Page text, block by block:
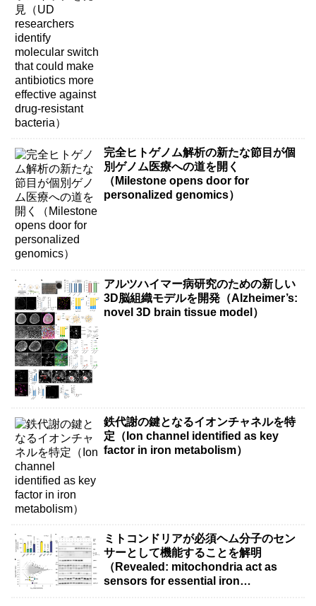
完全ヒトゲノム解析の新たな節目が個
別ゲノム医療への道を開く
（Milestone opens door for
personalized genomics）
アルツハイマー病研究のための新しい
3D脳組織モデルを開発（Alzheimer’s:
novel 3D brain tissue model）
鉄代謝の鍵となるイオンチャネルを特
定（Ion channel identified as key
factor in iron metabolism）
ミトコンドリアが必須ヘム分子のセン
サーとして機能することを解明
（Revealed: mitochondria act as
sensors for essential iron